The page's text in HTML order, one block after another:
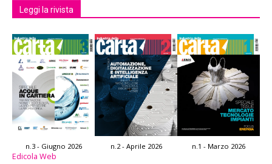
Leggi la rivista
n.3 - Giugno 2026 n.2 - Aprile 2026 n.1 - Marzo 2026
Edicola Web